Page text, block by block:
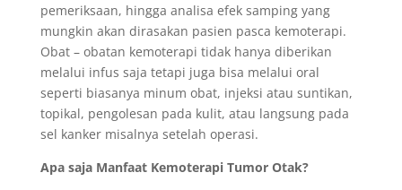
pemeriksaan, hingga analisa efek samping yang
mungkin akan dirasakan pasien pasca kemoterapi.
Obat – obatan kemoterapi tidak hanya diberikan
melalui infus saja tetapi juga bisa melalui oral
seperti biasanya minum obat, injeksi atau suntikan,
topikal, pengolesan pada kulit, atau langsung pada
sel kanker misalnya setelah operasi.
Apa saja Manfaat Kemoterapi Tumor Otak?